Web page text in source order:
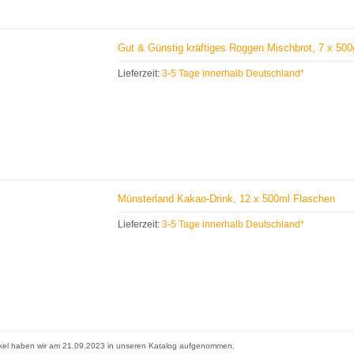
Gut & Günstig kräftiges Roggen Mischbrot, 7 x
Lieferzeit:3-5 Tage innerhalb Deutschland*
Münsterland Kakao-Drink, 12 x 500ml Flaschen
Lieferzeit:3-5 Tage innerhalb Deutschland*
haben wir am 21.09.2023 in unseren Katalog aufgenommen.